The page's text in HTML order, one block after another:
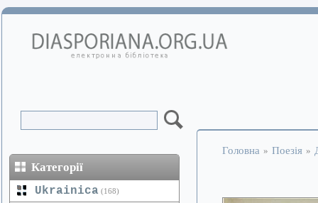
Категорії
Ukrainica (168)
Головна » Поезія »